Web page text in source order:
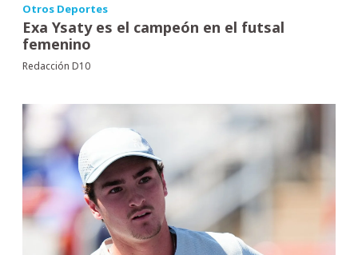
Otros Deportes
Exa Ysaty es el campeón en el futsal
femenino
Redacción D10